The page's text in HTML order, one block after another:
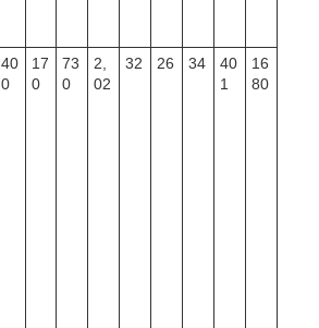
40
0
17
0
73
0
2,
02
32 26 34
40
1
16
80